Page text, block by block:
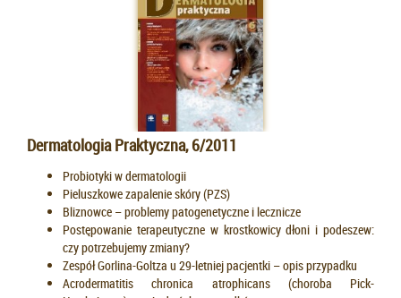
Dermatologia Praktyczna, 6/2011
Probiotyki w dermatologii
Pieluszkowe zapalenie skóry (PZS)
Bliznowce – problemy patogenetyczne i lecznicze
Postępowanie terapeutyczne w krostkowicy dłoni i podeszew:
czy potrzebujemy zmiany?
Zespół Gorlina-Goltza u 29-letniej pacjentki – opis przypadku
Acrodermatitis chronica atrophicans (choroba Pick-